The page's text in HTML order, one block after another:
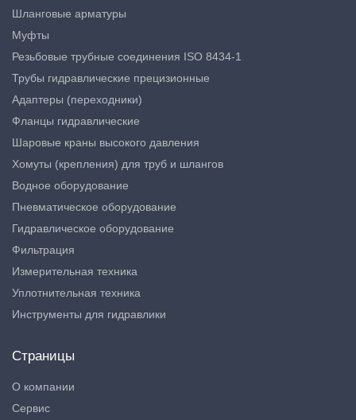
Шланговые арматуры
Муфты
Резьбовые трубные соединения ISO 8434-1
Трубы гидравлические прецизионные
Адаптеры (переходники)
Фланцы гидравлические
Шаровые краны высокого давления
Хомуты (крепления) для труб и шлангов
Водное оборудование
Пневматическое оборудование
Гидравлическое оборудование
Фильтрация
Измерительная техника
Уплотнительная техника
Инструменты для гидравлики
Страницы
О компании
Сервис